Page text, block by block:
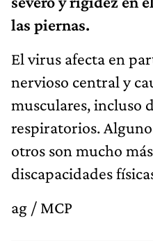
las piernas.
El virus afecta en
nervioso central y
musculares, incluso
respiratorios.
otros son mucho
discapacidades
ag / MCP